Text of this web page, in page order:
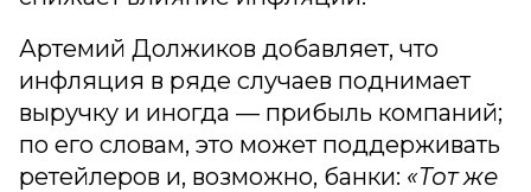
Артемий Должиков добавляет, что
инфляция в ряде случаев поднимает
выручку и иногда — прибыль компаний;
по его словам, это может поддерживать
ретейлеров и, возможно, банки: «Тот же